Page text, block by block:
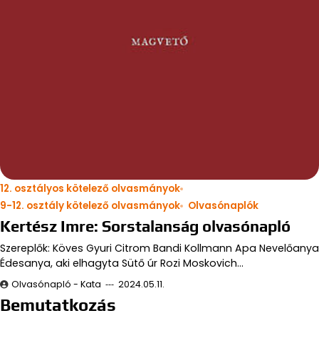
12. osztályos kötelező olvasmányok
9-12. osztály kötelező olvasmányok
Olvasónaplók
Kertész Imre: Sorstalanság olvasónapló
Szereplők: Köves Gyuri Citrom Bandi Kollmann Apa Nevelőanya
Édesanya, aki elhagyta Sütő úr Rozi Moskovich…
Olvasónapló - Kata 2024.05.11.
Bemutatkozás